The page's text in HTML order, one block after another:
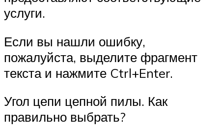
услуги.
Если вы нашли ошибку,
пожалуйста, выделите фрагмент
текста и нажмите Ctrl+Enter.
Угол цепи цепной пилы. Как
правильно выбрать?